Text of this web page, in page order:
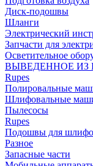
Диск-подошвы
Шланги
Электрический
Запчасти для
Осветительное
ВЫВЕДЕННОЕ ИЗ
Rupes
Полировальные
Шлифовальные
Пылесосы
Rupes
Подошвы для
Разное
Запасные части